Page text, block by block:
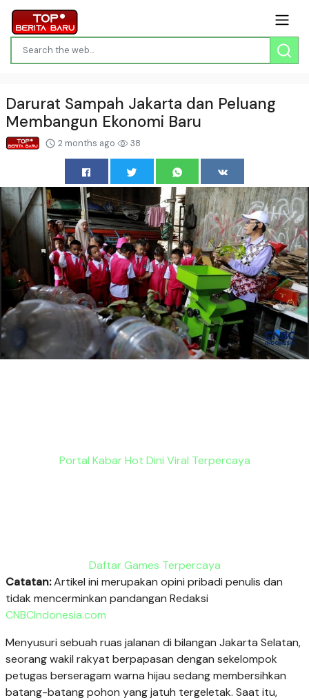
Darurat Sampah Jakarta dan Peluang
Membangun Ekonomi Baru
2 months ago 38
Portal Kabar Hot Dini Viral Terpercaya
Daftar Games Terpercaya
Catatan:Artikel ini merupakan opini pribadi penulis dan
tidak mencerminkan pandangan Redaksi
CNBCIndonesia.com
Menyusuri sebuah ruas jalanan di bilangan Jakarta Selatan,
seorang wakil rakyat berpapasan dengan sekelompok
petugas berseragam warna hijau sedang membersihkan
batang-batang pohon yang jatuh tergeletak. Saat itu,